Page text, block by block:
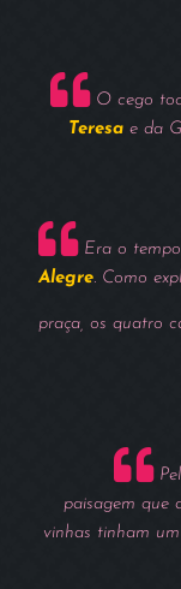
O cego
Teresa e da
Era o
Alegre. Como
praça, os quatro
paisagem que
vinhas tinham